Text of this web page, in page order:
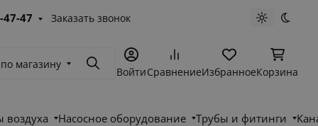
47-47 Заказать звонок Светлая
магазину ПоискВойтиСравнениеИзбранноеКорзина
Насосное оборудование Трубы и фитинги